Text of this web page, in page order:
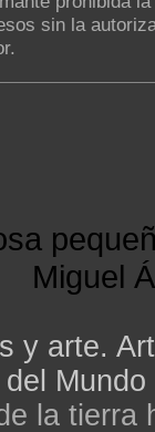
sin la
Miguel
y arte.
Mundo
la tierra